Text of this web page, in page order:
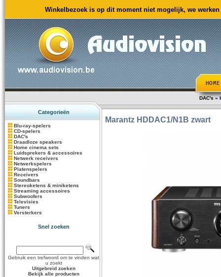
Winkelbezoek is op dit moment niet mogelijk, we
DAC's»
Categorieën
Blu-ray-spelers
CD-spelers
DAC's
Draadloze speakers
Home cinema sets
Luidsprekers & accessoires
Netwerk receivers
Netwerkspelers
Platenspelers
Receivers
Soundbars
Stereoketens & miniketens
Streaming accessoires
Subwoofers
Televisies
Tuners
Versterkers
Snel zoeken
Gebruik een trefwoord om te vinden wat
u zoekt
Uitgebreid zoeken
Bekijk alle producten
Marantz HDDAC1/N1B zwart